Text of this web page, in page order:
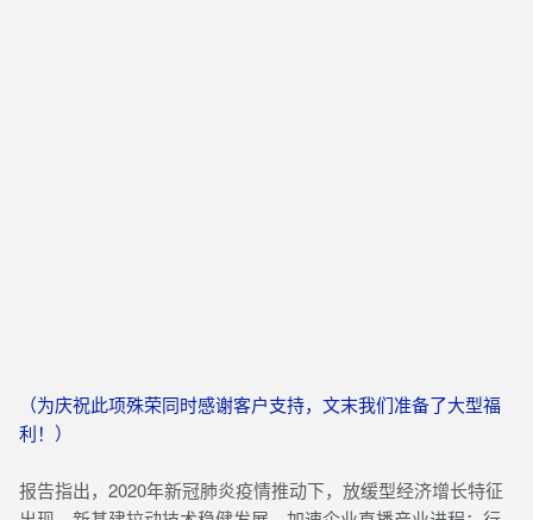
（为庆祝此项殊荣同时感谢客户支持，文末我们准备了大型福
利！）
报告指出，2020年新冠肺炎疫情推动下，放缓型经济增长特征